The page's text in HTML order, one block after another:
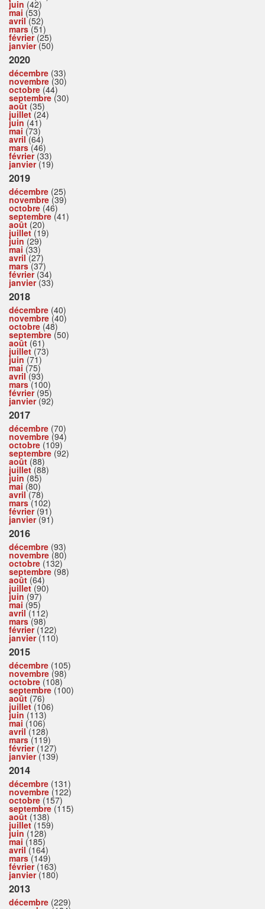
juin (42)
mai (53)
avril(52)
mars(51)
février(25)
janvier(50)
2020
décembre (33)
novembre (30)
octobre (44)
septembre (30)
août (35)
juillet(24)
juin (41)
mai (73)
avril(64)
mars(46)
février(33)
janvier(19)
2019
décembre (25)
novembre (39)
octobre (46)
septembre (41)
août (20)
juillet(19)
juin (29)
mai (33)
avril(27)
mars(37)
février(34)
janvier(33)
2018
décembre (40)
novembre (40)
octobre (48)
septembre (50)
août (61)
juillet(73)
juin (71)
mai (75)
avril(93)
mars(100)
février(95)
janvier(92)
2017
décembre (70)
novembre (94)
octobre (109)
septembre (92)
août (88)
juillet(88)
juin (85)
mai (80)
avril(78)
mars(102)
février(91)
janvier(91)
2016
décembre (93)
novembre (80)
octobre (132)
septembre (98)
août (64)
juillet(90)
juin (97)
mai (95)
avril(112)
mars(98)
février(122)
janvier(110)
2015
décembre (105)
novembre (98)
octobre (108)
septembre (100)
août (76)
juillet(106)
juin (113)
mai (106)
avril(128)
mars(119)
février(127)
janvier(139)
2014
décembre (131)
novembre (122)
octobre (157)
septembre (115)
août (138)
juillet(159)
juin (128)
mai (185)
avril(164)
mars(149)
février(163)
janvier(180)
2013
décembre (229)